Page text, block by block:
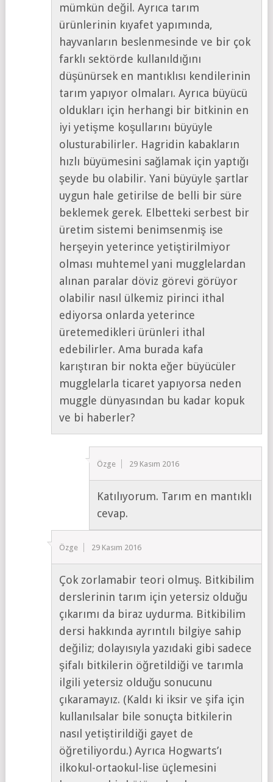
mümkün değil. Ayrıca tarım
ürünlerinin kıyafet yapımında,
hayvanların beslenmesinde ve bir çok
farklı sektörde kullanıldığını
düşünürsek en mantıklısı kendilerinin
tarım yapıyor olmaları. Ayrıca büyücü
oldukları için herhangi bir bitkinin en
iyi yetişme koşullarını büyüyle
olusturabilirler. Hagridin kabakların
hızlı büyümesini sağlamak için yaptığı
şeyde bu olabilir. Yani büyüyle şartlar
uygun hale getirilse de belli bir süre
beklemek gerek. Elbetteki serbest bir
üretim sistemi benimsenmiş ise
herşeyin yeterince yetiştirilmiyor
olması muhtemel yani mugglelardan
alınan paralar döviz görevi görüyor
olabilir nasıl ülkemiz pirinci ithal
ediyorsa onlarda yeterince
üretemedikleri ürünleri ithal
edebilirler. Ama burada kafa
karıştıran bir nokta eğer büyücüler
mugglelarla ticaret yapıyorsa neden
muggle dünyasından bu kadar kopuk
ve bi haberler?
Özge 29 Kasım 2016
Katılıyorum. Tarım en mantıklı
cevap.
Özge 29 Kasım 2016
Çok zorlamabir teori olmuş. Bitkibilim
derslerinin tarım için yetersiz olduğu
çıkarımı da biraz uydurma. Bitkibilim
dersi hakkında ayrıntılı bilgiye sahip
değiliz; dolayısıyla yazıdaki gibi sadece
şifalı bitkilerin öğretildiği ve tarımla
ilgili yetersiz olduğu sonucunu
çıkaramayız. (Kaldı ki iksir ve şifa için
kullanılsalar bile sonuçta bitkilerin
nasıl yetiştirildiği gayet de
öğretiliyordu.) Ayrıca Hogwarts’ı
ilkokul-ortaokul-lise üçlemesini